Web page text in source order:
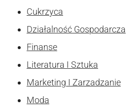
Cukrzyca
Działalność Gospodarcza
Finanse
Literatura I Sztuka
Marketing I Zarzadzanie
Moda